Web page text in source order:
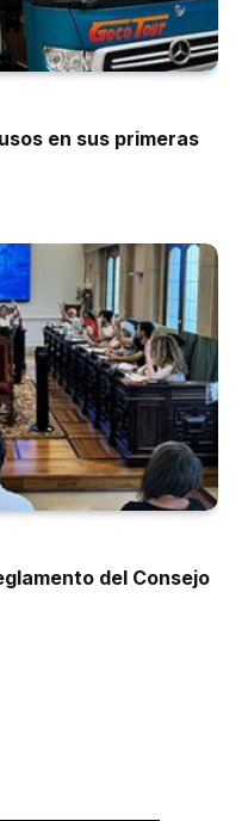
en sus primeras
del Consejo